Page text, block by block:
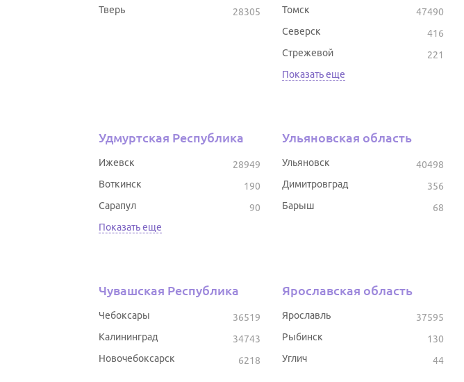
28305
Тверь 47490
Томск
416
Северск
221
Стрежевой
Показать еще
Удмуртская Республика
28949
Ижевск
190
Воткинск
90
Сарапул
Показать еще
Ульяновская область
40498
Ульяновск
356
Димитровград
68
Барыш
Чувашская Республика
36519
Чебоксары
34743
Калининград
6218
Новочебоксарск
Ярославская область
37595
Ярославль
130
Рыбинск
44
Углич